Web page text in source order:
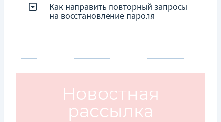
Как направить повторный запросы
на восстановление пароля
Новостная
рассылка